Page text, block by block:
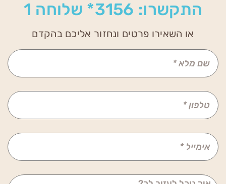
התקשרו: 3156* שלוחה 1
או השאירו פרטים ונחזור אליכם בהקדם